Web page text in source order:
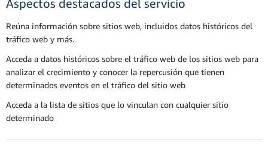
Aspectos destacados del servicio
Reúna información sobre sitios web, incluidos datos históricos del
tráfico web y más.
Acceda a datos históricos sobre el tráfico web de los sitios web para
analizar el crecimiento y conocer la repercusión que tienen
determinados eventos en el tráfico del sitio web
Acceda a la lista de sitios que lo vinculan con cualquier sitio
determinado